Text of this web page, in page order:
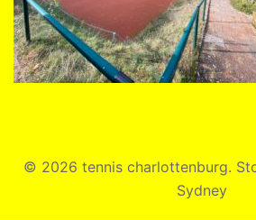
© 2026 tennis charlottenburg.
Sydney